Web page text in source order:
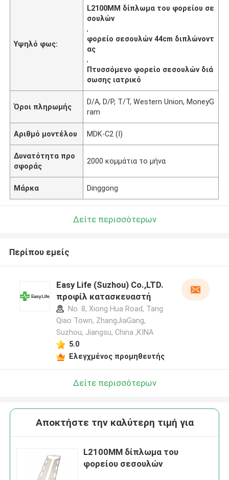
Υψηλό φως:
L2100MM δίπλωμα του φορείου σε
σουλών
,
φορείο σεσουλών 44cm διπλώνοντ
ας
,
Πτυσσόμενο φορείο σεσουλών διά
σωσης ιατρικό
Όροι πληρωμής
D/A, D/P, T/T, Western Union, MoneyG
ram
Αριθμό μοντέλου MDK-C2 (Ι)
Δυνατότητα προ
σφοράς
2000 κομμάτια το μήνα
Μάρκα Dinggong
Δείτε περισσότερων
Περίπου εμείς
Easy Life (Suzhou) Co.,LTD.
προφίλ κατασκευαστή
No. 8, Xiong Hua Road, Tang
Qiao Town, ZhangJiaGang,
Suzhou, Jiangsu, China ,ΚΙΝΑ
5.0
Ελεγχμένος προμηθευτής
Δείτε περισσότερων
Αποκτήστε την καλύτερη τιμή για
L2100MM δίπλωμα του
φορείου σεσουλών